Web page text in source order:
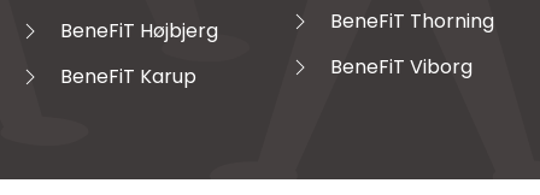
BeneFiT Højbjerg
BeneFiT Karup
BeneFiT Thorning
BeneFiT Viborg